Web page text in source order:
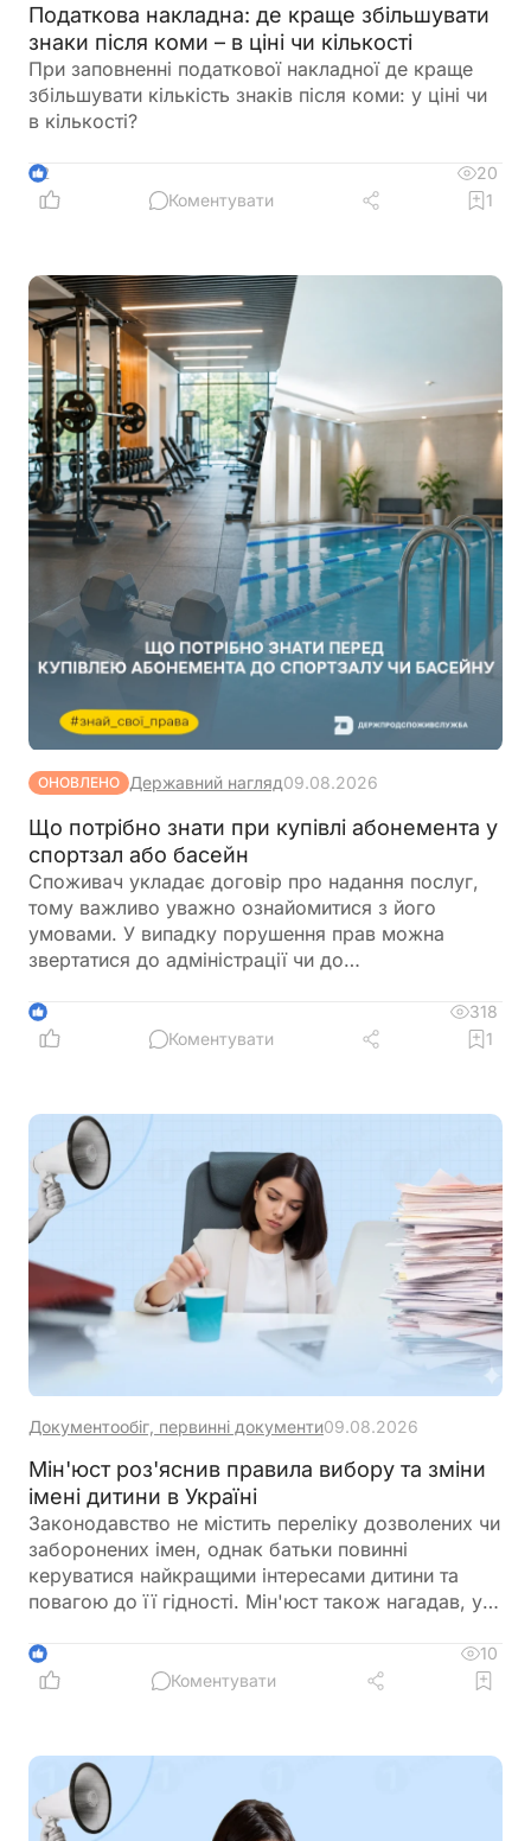
Податкова накладна: де краще збільшувати
знаки після коми – в ціні чи кількості
При заповненні податкової накладної де краще
збільшувати кількість знаків після коми: у ціні чи
в кількості?
2
20
Коментувати
1
ОНОВЛЕНО Державний нагляд09.08.2026
Що потрібно знати при купівлі абонемента у
спортзал або басейн
Споживач укладає договір про надання послуг,
тому важливо уважно ознайомитися з його
умовами. У випадку порушення прав можна
звертатися до адміністрації чи до
1
318
Коментувати
1
Документообіг, первинні документи09.08.2026
Мін'юст роз'яснив правила вибору та зміни
імені дитини в Україні
Законодавство не містить переліку дозволених чи
заборонених імен, однак батьки повинні
керуватися найкращими інтересами дитини та
повагою до її гідності. Мін'юст також нагадав, у
дитини
1
10
Коментувати